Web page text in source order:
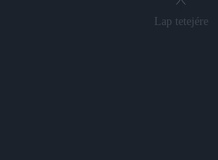
Lap tetejére